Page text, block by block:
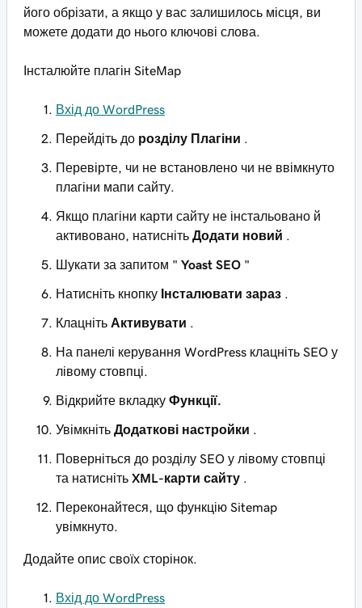
його обрізати, а якщо у вас залишилось місця, ви
можете додати до нього ключові слова.
Інсталюйте плагін SiteMap
Вхід до WordPress
Перейдіть до розділу Плагіни
Перевірте, чи не встановлено чи не ввімкнуто
плагіни мапи сайту.
Якщо плагіни карти сайту не інстальовано й
активовано, натисніть Додати новий
Шукати за запитом " Yoast SEO "
Натисніть кнопку Інсталювати зараз
Клацніть Активувати
На панелі керування WordPress клацніть SEO у
лівому стовпці.
Відкрийте вкладку Функції.
Увімкніть Додаткові настройки
Поверніться до розділу SEO у лівому стовпці
та натисніть XML-карти сайту
Переконайтеся, що функцію Sitemap
увімкнуто.
Додайте опис своїх сторінок.
Вхід до WordPress